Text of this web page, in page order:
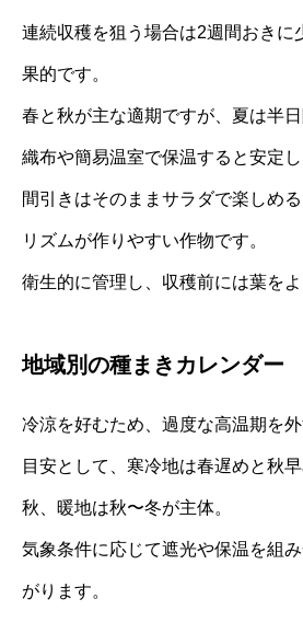
連続収穫を狙う場合は2週間おきに
果的です。
春と秋が主な適期ですが、夏は半
織布や簡易温室で保温すると安定し
間引きはそのままサラダで楽しめ
リズムが作りやすい作物です。
衛生的に管理し、収穫前には葉をよ
地域別の種まきカレンダー
冷涼を好むため、過度な高温期を外
目安として、寒冷地は春遅めと秋
秋、暖地は秋〜冬が主体。
気象条件に応じて遮光や保温を組
がります。